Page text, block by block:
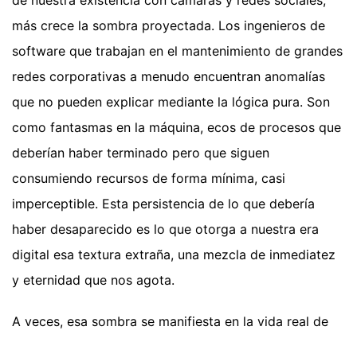
más crece la sombra proyectada. Los ingenieros de
software que trabajan en el mantenimiento de grandes
redes corporativas a menudo encuentran anomalías
que no pueden explicar mediante la lógica pura. Son
como fantasmas en la máquina, ecos de procesos que
deberían haber terminado pero que siguen
consumiendo recursos de forma mínima, casi
imperceptible. Esta persistencia de lo que debería
haber desaparecido es lo que otorga a nuestra era
digital esa textura extraña, una mezcla de inmediatez
y eternidad que nos agota.
A veces, esa sombra se manifiesta en la vida real de